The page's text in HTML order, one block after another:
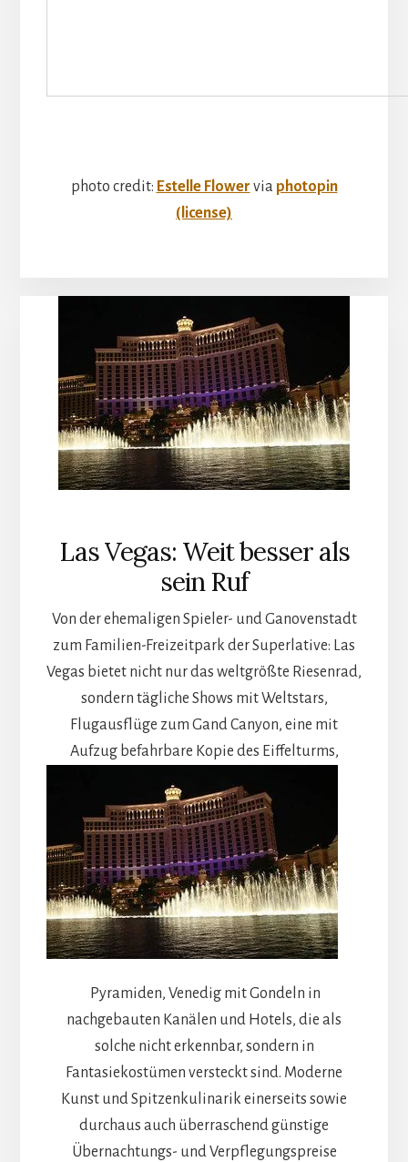
photo credit: Estelle Flower via photopin
(license)
Las Vegas: Weit besser als
sein Ruf
Von der ehemaligen Spieler- und Ganovenstadt
zum Familien-Freizeitpark der Superlative: Las
Vegas bietet nicht nur das weltgrößte Riesenrad,
sondern tägliche Shows mit Weltstars,
Flugausflüge zum Gand Canyon, eine mit
Aufzug befahrbare Kopie des Eiffelturms,
Pyramiden, Venedig mit Gondeln in
nachgebauten Kanälen und Hotels, die als
solche nicht erkennbar, sondern in
Fantasiekostümen versteckt sind. Moderne
Kunst und Spitzenkulinarik einerseits sowie
durchaus auch überraschend günstige
Übernachtungs- und Verpflegungspreise